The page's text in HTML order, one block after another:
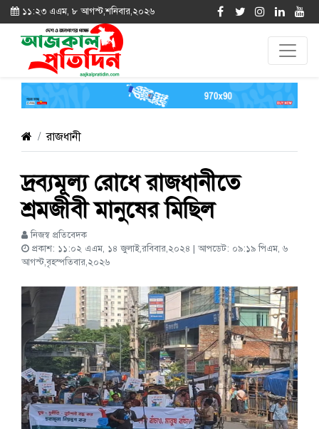
১১:২৩ এএম, ৮ আগস্ট,শনিবার,২০২৬
রাজধানী
দ্রব্যমূল্য রোধে রাজধানীতে
শ্রমজীবী মানুষের মিছিল
নিজস্ব প্রতিবেদক
প্রকাশ: ১১:০২ এএম, ১৪ জুলাই,রবিবার,২০২৪ | আপডেট: ০৯:১৯ পিএম, ৬
আগস্ট,বৃহস্পতিবার,২০২৬